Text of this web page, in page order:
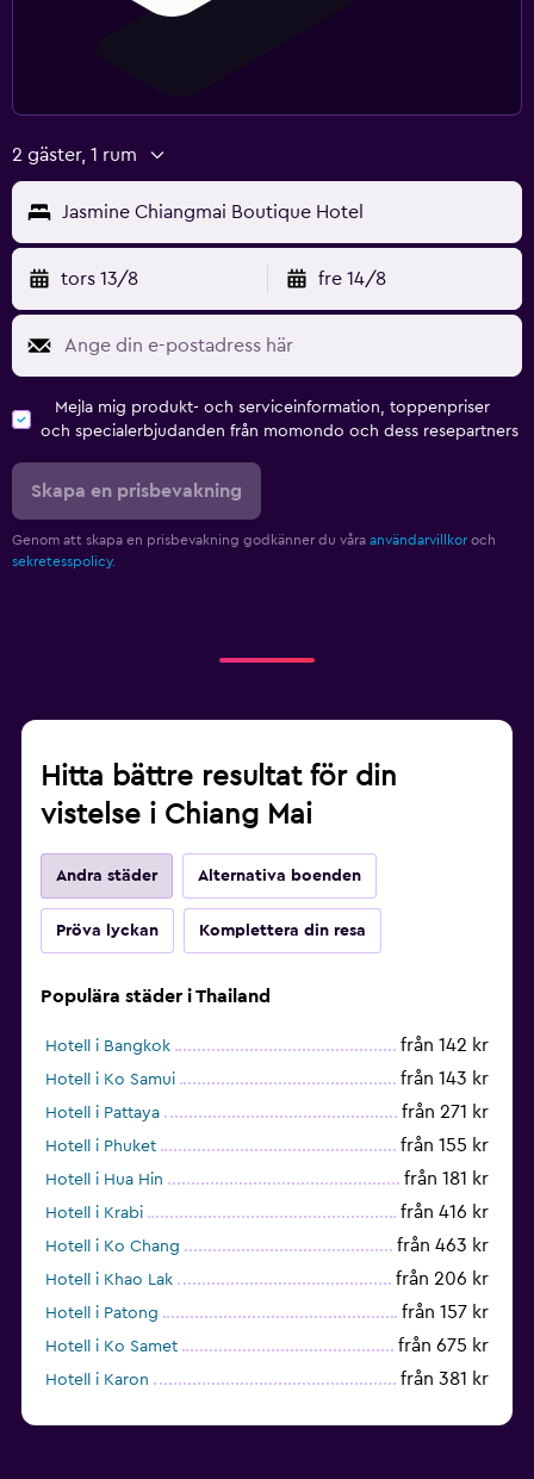
2 gäster, 1 rum
Jasmine Chiangmai Boutique Hotel
tors 13/8 fre 14/8
Mejla mig produkt- och serviceinformation, toppenpriser
och specialerbjudanden från momondo och dess resepartners
Skapa en prisbevakning
Genom att skapa en prisbevakning godkänner du våra användarvillkor och
sekretesspolicy.
Hitta bättre resultat för din
vistelse i Chiang Mai
Andra städer Alternativa boenden
Pröva lyckan Komplettera din resa
Populära städer i Thailand
Hotell i Bangkok från 142 kr
Hotell i Ko Samui från 143 kr
Hotell i Pattaya från 271 kr
Hotell i Phuket från 155 kr
Hotell i Hua Hin från 181 kr
Hotell i Krabi från 416 kr
Hotell i Ko Chang från 463 kr
Hotell i Khao Lak från 206 kr
Hotell i Patong från 157 kr
Hotell i Ko Samet från 675 kr
Hotell i Karon från 381 kr